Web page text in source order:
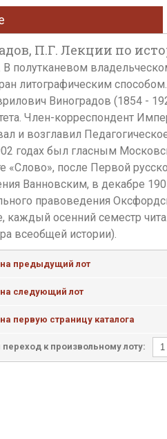
П.Г. Лекции по
В полутканевом
литографическим способом.
Виноградов (1854 -
Член-корреспондент
и возглавил
годах был гласным
«Слово», после Первой
Ванновским, в декабре
правоведения
каждый осенний семестр
всеобщей истории).
предыдущий лот
следующий лот
первую страницу каталога
к произвольному лоту: